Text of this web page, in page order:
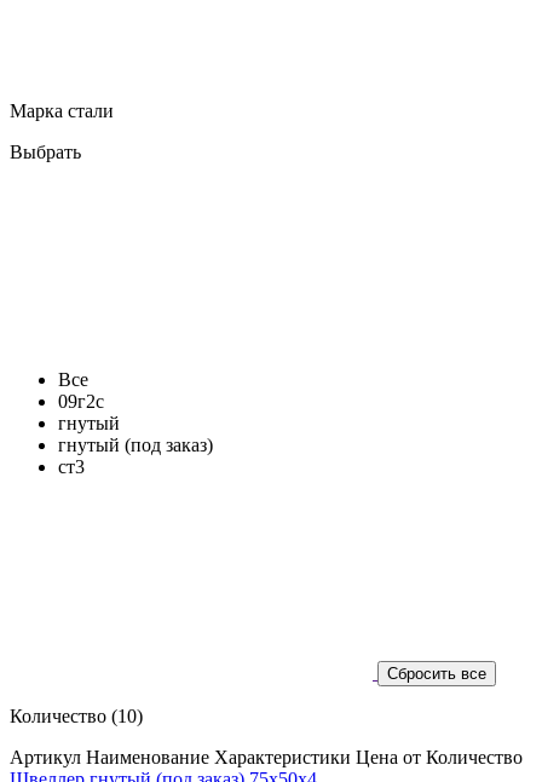
Марка стали
Выбрать
Все
09г2с
гнутый
гнутый (под заказ)
ст3
Количество (10)
Артикул Наименование Характеристики Цена от Количество